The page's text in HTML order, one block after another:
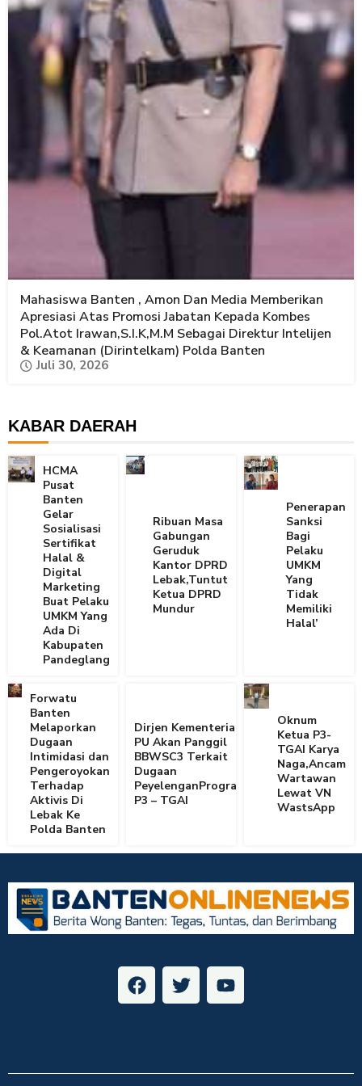
Mahasiswa Banten , Amon Dan Media Memberikan
Apresiasi Atas Promosi Jabatan Kepada Kombes
Pol.Atot Irawan,S.I.K,M.M Sebagai Direktur Intelijen
& Keamanan (Dirintelkam) Polda Banten
Juli 30, 2026
KABAR DAERAH
HCMA
Pusat
Banten
Gelar
Sosialisasi
Sertifikat
Halal &
Digital
Marketing
Buat Pelaku
UMKM Yang
Ada Di
Kabupaten
Pandeglang
Ribuan Masa
Gabungan
Geruduk
Kantor DPRD
Lebak,Tuntut
Ketua DPRD
Mundur
Penerapan
Sanksi
Bagi
Pelaku
UMKM
Yang
Tidak
Memiliki
Halal’
Forwatu
Banten
Melaporkan
Dugaan
Intimidasi dan
Pengeroyokan
Terhadap
Aktivis Di
Lebak Ke
Polda Banten
Dirjen Kementerian
PU Akan Panggil
BBWSC3 Terkait
Dugaan
PeyelenganProgram
P3 – TGAI
Oknum
Ketua P3-
TGAI Karya
Naga,Ancam
Wartawan
Lewat VN
WastsApp